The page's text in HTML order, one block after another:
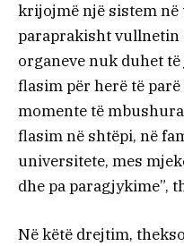
krijojmë një sistem në
paraprakisht vullnetin
organeve nuk duhet
flasim për herë të
momente të
flasim në shtëpi, në
universitete, mes
dhe pa paragjykime”,
Në këtë drejtim,